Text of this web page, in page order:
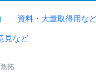
資料・大量取得用な
見など
拓